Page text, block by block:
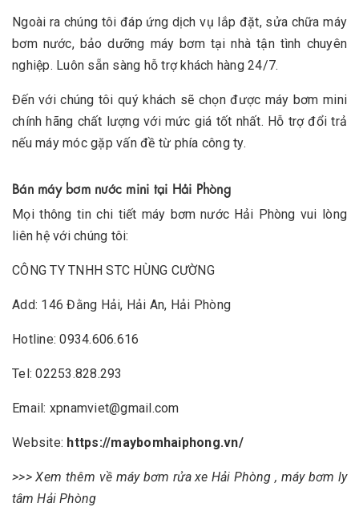
Ngoài ra chúng tôi đáp ứng dịch vụ lắp đặt, sửa chữa máy
bơm nước, bảo dưỡng máy bơm tại nhà tận tình chuyên
nghiệp. Luôn sẵn sàng hỗ trợ khách hàng 24/7.
Đến với chúng tôi quý khách sẽ chọn được máy bơm mini
chính hãng chất lượng với mức giá tốt nhất. Hỗ trợ đổi trả
nếu máy móc gặp vấn đề từ phía công ty.
Bán máy bơm nước mini tại Hải Phòng
Mọi thông tin chi tiếtmáy bơm nước Hải Phòng vui lòng
liên hệ với chúng tôi:
CÔNG TY TNHH STC HÙNG CƯỜNG
Add: 146 Đằng Hải, Hải An, Hải Phòng
Hotline: 0934.606.616
Tel: 02253.828.293
Email: xpnamviet@gmail.com
Website: https://maybomhaiphong.vn/
>>> Xem thêm về máy bơm rửa xe Hải Phòng ,máy bơm ly
tâm Hải Phòng